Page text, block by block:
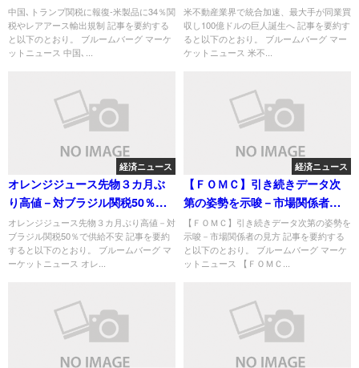
制
中国､トランプ関税に報復-米製品に34％関
税やレアアース輸出規制 記事を要約する
と以下のとおり。 ブルームバーグ マーケ
ットニュース 中国､...
誕生へ
米不動産業界で統合加速、最大手が同業買
収し100億ドルの巨人誕生へ 記事を要約す
ると以下のとおり。 ブルームバーグ マー
ケットニュース 米不...
経済ニュース
オレンジジュース先物３カ月ぶ
り高値－対ブラジル関税50％で
供給不安
オレンジジュース先物３カ月ぶり高値－対
ブラジル関税50％で供給不安 記事を要約
すると以下のとおり。 ブルームバーグ マ
ーケットニュース オレ...
経済ニュース
【ＦＯＭＣ】引き続きデータ次
第の姿勢を示唆－市場関係者の
見方
【ＦＯＭＣ】引き続きデータ次第の姿勢を
示唆－市場関係者の見方 記事を要約する
と以下のとおり。 ブルームバーグ マーケ
ットニュース 【ＦＯＭＣ...